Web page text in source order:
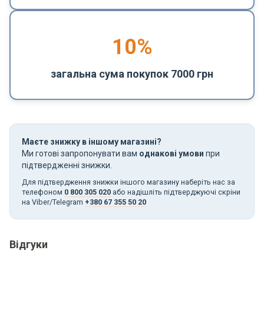
10%
загальна сума покупок 7000 грн
Маєте знижку в іншому магазині?
Ми готові запропонувати вам однакові умови при
підтвердженні знижки.
Для підтвердження знижки іншого магазину наберіть нас за
телефоном 0 800 305 020 або надішліть підтверджуючі скріни
на Viber/Telegram +380 67 355 50 20
Відгуки